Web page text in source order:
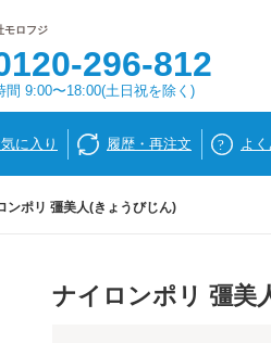
モロフジ
296-812
間 9:00〜18:00(土日祝を除く)
に入り 履歴・再注文 よ
ンポリ 彊美人(きょうびじん)
ナイロンポリ 彊美